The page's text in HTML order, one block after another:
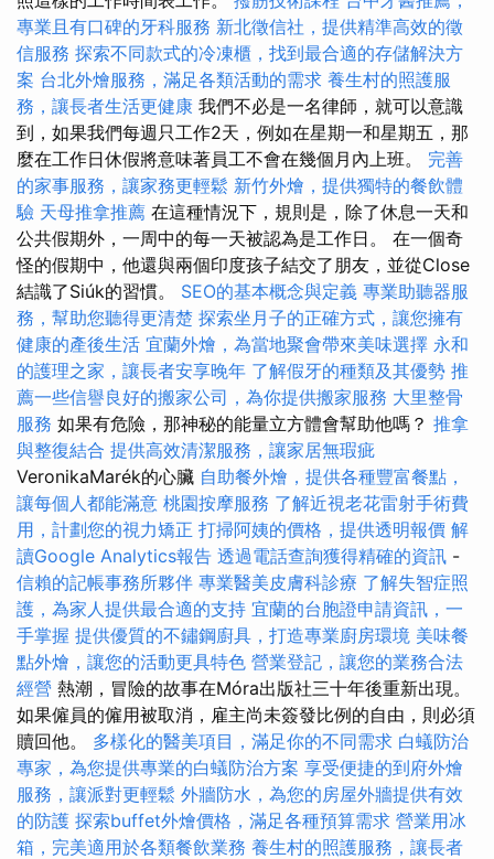
專業且有口碑的牙科服務 新北徵信社，提供精準高效的徵
信服務 探索不同款式的冷凍櫃，找到最合適的存儲解決方
案 台北外燴服務，滿足各類活動的需求 養生村的照護服
務，讓長者生活更健康 我們不必是一名律師，就可以意識
到，如果我們每週只工作2天，例如在星期一和星期五，那
麼在工作日休假將意味著員工不會在幾個月內上班。 完善
的家事服務，讓家務更輕鬆 新竹外燴，提供獨特的餐飲體
驗 天母推拿推薦 在這種情況下，規則是，除了休息一天和
公共假期外，一周中的每一天被認為是工作日。 在一個奇
怪的假期中，他還與兩個印度孩子結交了朋友，並從Close
結識了Siúk的習慣。 SEO的基本概念與定義 專業助聽器服
務，幫助您聽得更清楚 探索坐月子的正確方式，讓您擁有
健康的產後生活 宜蘭外燴，為當地聚會帶來美味選擇 永和
的護理之家，讓長者安享晚年 了解假牙的種類及其優勢 推
薦一些信譽良好的搬家公司，為你提供搬家服務 大里整骨
服務 如果有危險，那神秘的能量立方體會幫助他嗎？ 推拿
與整復結合 提供高效清潔服務，讓家居無瑕疵
VeronikaMarék的心臟 自助餐外燴，提供各種豐富餐點，
讓每個人都能滿意 桃園按摩服務 了解近視老花雷射手術費
用，計劃您的視力矯正 打掃阿姨的價格，提供透明報價 解
讀Google Analytics報告 透過電話查詢獲得精確的資訊 -
信賴的記帳事務所夥伴 專業醫美皮膚科診療 了解失智症照
護，為家人提供最合適的支持 宜蘭的台胞證申請資訊，一
手掌握 提供優質的不鏽鋼廚具，打造專業廚房環境 美味餐
點外燴，讓您的活動更具特色 營業登記，讓您的業務合法
經營 熱潮，冒險的故事在Móra出版社三十年後重新出現。
如果僱員的僱用被取消，雇主尚未簽發比例的自由，則必須
贖回他。 多樣化的醫美項目，滿足你的不同需求 白蟻防治
專家，為您提供專業的白蟻防治方案 享受便捷的到府外燴
服務，讓派對更輕鬆 外牆防水，為您的房屋外牆提供有效
的防護 探索buffet外燴價格，滿足各種預算需求 營業用冰
箱，完美適用於各類餐飲業務 養生村的照護服務，讓長者